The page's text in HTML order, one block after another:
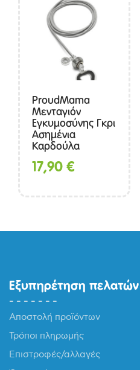
ProudMama
Μενταγιόν
Εγκυμοσύνης Γκρι
Ασημένια
Καρδούλα
17,90€
Εξυπηρέτηση πελατών
Αποστολή προϊόντων
Τρόποι πληρωμής
Επιστροφές/αλλαγές